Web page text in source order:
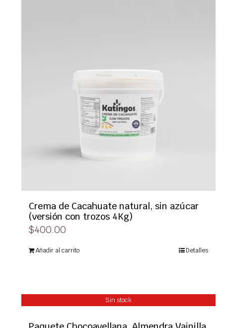
Crema de Cacahuate natural, sin azúcar
(versión con trozos 4Kg)
$400.00
Añadir al carrito Detalles
Sin stock